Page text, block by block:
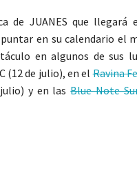
de JUANES que llegará
en su calendario el
en algunos de sus
(12 de julio), en elRavina
y en lasBlue Note